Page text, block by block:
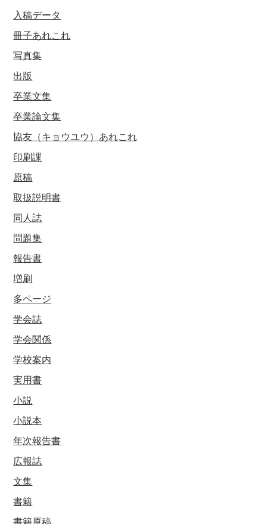
入稿データ
冊子あれこれ
写真集
出版
卒業文集
卒業論文集
協友（キョウユウ）あれこれ
印刷課
原稿
取扱説明書
同人誌
問題集
報告書
増刷
多ページ
学会誌
学会関係
学校案内
実用書
小説
小説本
年次報告書
広報誌
文集
書籍
書籍原稿